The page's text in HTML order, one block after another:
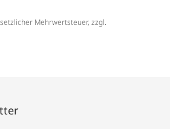
Mehrwertsteuer, zzgl.